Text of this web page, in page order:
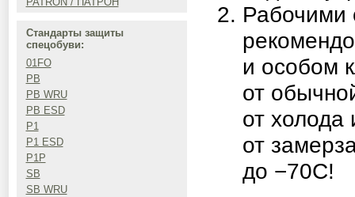
Стандарты защиты
спецобуви:
01FO
PB
PB WRU
PB ESD
P1
P1 ESD
P1P
SB
SB WRU
Рабочими
и особом
от
от холода
от
до −70C!